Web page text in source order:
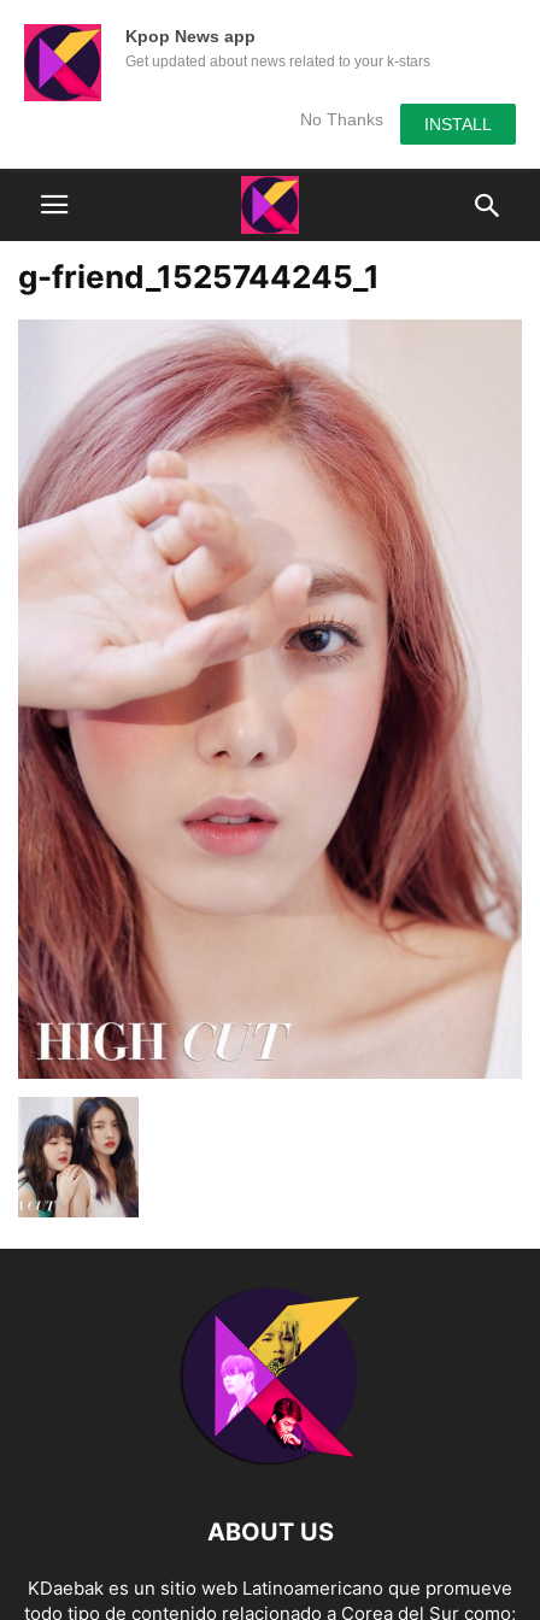
Kpop News app
Get updated about news related to your k-stars
No Thanks INSTALL
g-friend_1525744245_1
ABOUT US
KDaebak es un sitio web Latinoamericano que promueve
todo tipo de contenido relacionado a Corea del Sur como;